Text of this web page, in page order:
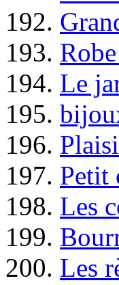
192.
193.
194. Le
195.
196.
197. Petit
198. Les
199.
200. Les